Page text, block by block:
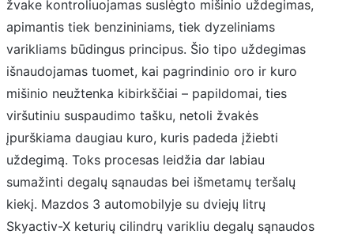
žvake kontroliuojamas suslėgto mišinio uždegimas,
apimantis tiek benzininiams, tiek dyzeliniams
varikliams būdingus principus. Šio tipo uždegimas
išnaudojamas tuomet, kai pagrindinio oro ir kuro
mišinio neužtenka kibirkščiai – papildomai, ties
viršutiniu suspaudimo tašku, netoli žvakės
įpurškiama daugiau kuro, kuris padeda įžiebti
uždegimą. Toks procesas leidžia dar labiau
sumažinti degalų sąnaudas bei išmetamų teršalų
kiekį. Mazdos 3 automobilyje su dviejų litrų
Skyactiv-X keturių cilindrų varikliu degalų sąnaudos